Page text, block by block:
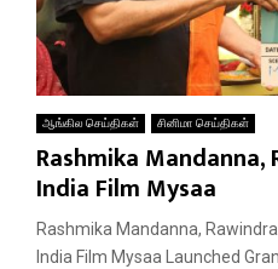
ஆங்கில செய்திகள் சினிமா செய்திகள்
Rashmika Mandanna,
India Film Mysaa
Rashmika Mandanna,
India Film Mysaa Launched